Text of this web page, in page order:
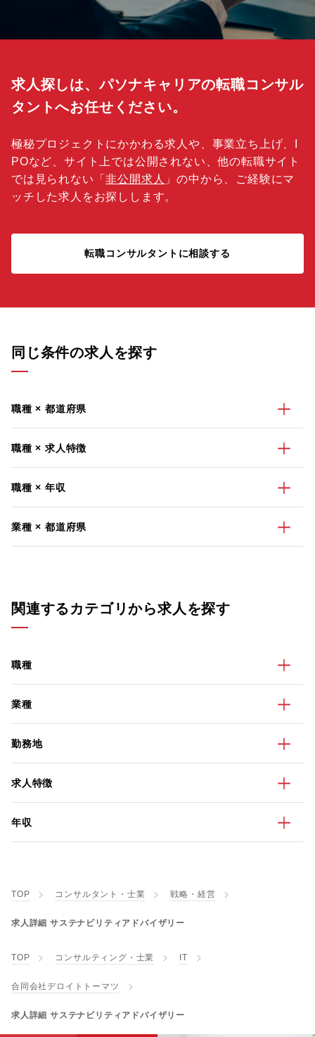
求人探しは、パソナキャリアの転職コンサル
タントへお任せください。
極秘プロジェクトにかかわる求人や、事業立ち上げ、I
POなど、サイト上では公開されない、他の転職サイト
では見られない「非公開求人 」の中から、ご経験にマ
ッチした求人をお探しします。
転職コンサルタントに相談する
同じ条件の求人を探す
職種 × 都道府県
職種 × 求人特徴
職種 × 年収
業種 × 都道府県
関連するカテゴリから求人を探す
職種
業種
勤務地
求人特徴
年収
TOP コンサルタント・士業 戦略・経営
求人詳細 サステナビリティアドバイザリー
TOP コンサルティング・士業 IT
合同会社デロイトトーマツ
求人詳細 サステナビリティアドバイザリー